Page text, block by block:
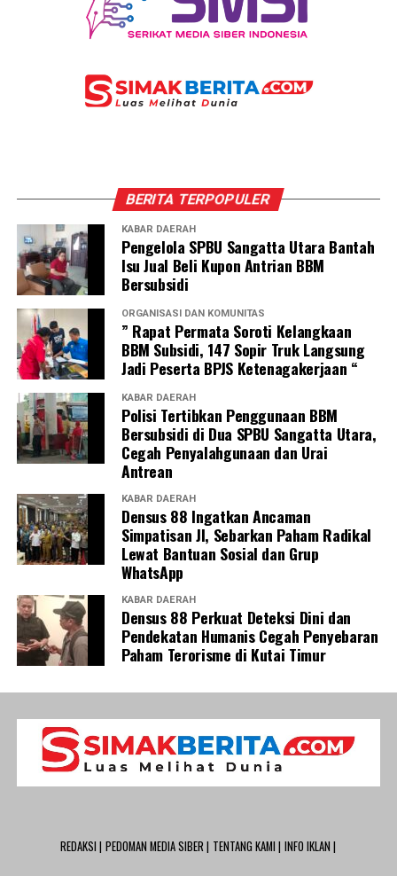
BERITA TERPOPULER
KABAR DAERAH
Pengelola SPBU Sangatta Utara Bantah
Isu Jual Beli Kupon Antrian BBM
Bersubsidi
ORGANISASI DAN KOMUNITAS
” Rapat Permata Soroti Kelangkaan
BBM Subsidi, 147 Sopir Truk Langsung
Jadi Peserta BPJS Ketenagakerjaan “
KABAR DAERAH
Polisi Tertibkan Penggunaan BBM
Bersubsidi di Dua SPBU Sangatta Utara,
Cegah Penyalahgunaan dan Urai
Antrean
KABAR DAERAH
Densus 88 Ingatkan Ancaman
Simpatisan JI, Sebarkan Paham Radikal
Lewat Bantuan Sosial dan Grup
WhatsApp
KABAR DAERAH
Densus 88 Perkuat Deteksi Dini dan
Pendekatan Humanis Cegah Penyebaran
Paham Terorisme di Kutai Timur
REDAKSI | PEDOMAN MEDIA SIBER | TENTANG KAMI | INFO IKLAN |